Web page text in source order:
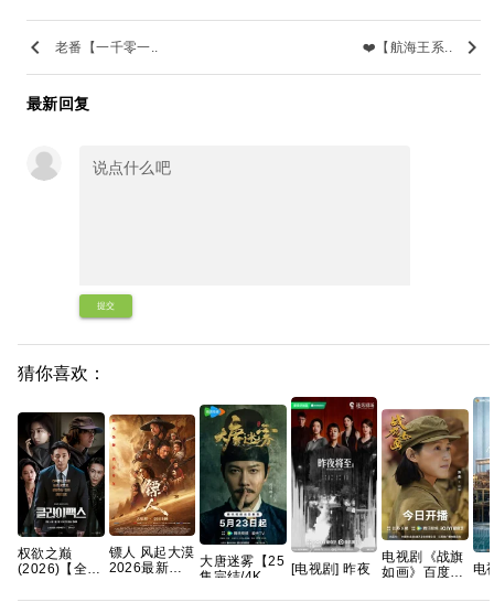
keyboard_arrow_left 老番【一千零一.. ❤️【航海王系.. keyboard_arrow_right
最新回复
提交
猜你喜欢：
权欲之巅
(2026)【全10
【1080p】
镖人 风起大漠
2026最新港
杜比7.1多音
大唐迷雾【25
集完结/4K超
[电视剧] 昨夜
4K 国语中字
电视剧《战旗
如画》百度云
清免费资源下
电